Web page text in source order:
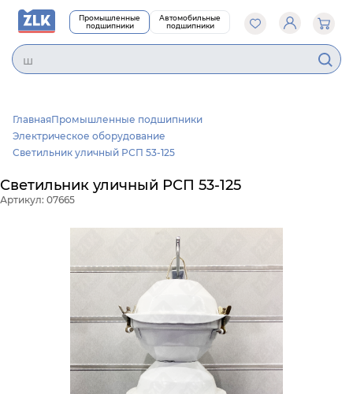
Промышленные
подшипники
Автомобильные
подшипники
шс
ГлавнаяПромышленные подшипники
Электрическое оборудование
Светильник уличный РСП 53-125
Светильник уличный РСП 53-125
Артикул: 07665